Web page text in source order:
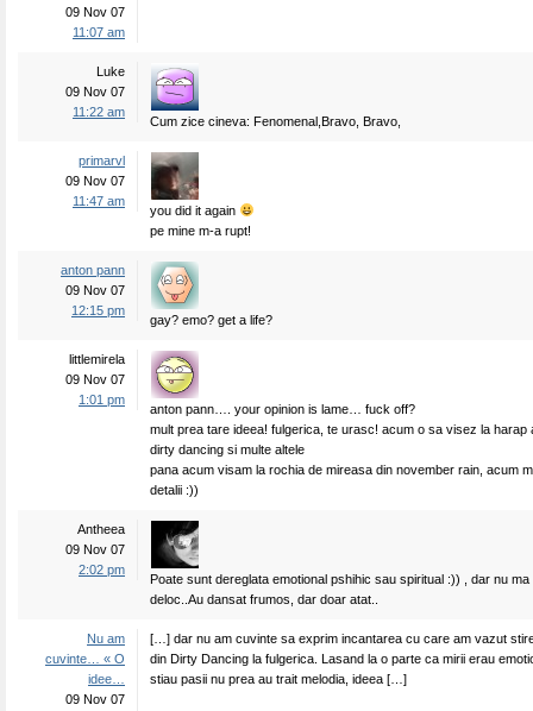
09 Nov 07
11:07 am
Luke
09 Nov 07
11:22 am
Cum zice cineva: Fenomenal,Bravo, Bravo,
primarvl
09 Nov 07
11:47 am
you did it again
pe mine m-a rupt!
anton pann
09 Nov 07
12:15 pm
gay? emo? get a life?
littlemirela
09 Nov 07
1:01 pm
anton pann…. your opinion is lame… fuck off?
mult prea tare ideea! fulgerica, te urasc! acum o sa visez la harap
dirty dancing si multe altele
pana acum visam la rochia de mireasa din november rain, acum
detalii :))
Antheea
09 Nov 07
2:02 pm
Poate sunt dereglata emotional pshihic sau spiritual :)) , dar nu ma
deloc..Au dansat frumos, dar doar atat..
Nu am
cuvinte… « O
idee…
09 Nov 07
[…] dar nu am cuvinte sa exprim incantarea cu care am vazut
din Dirty Dancing la fulgerica. Lasand la o parte ca mirii erau
stiau pasii nu prea au trait melodia, ideea […]